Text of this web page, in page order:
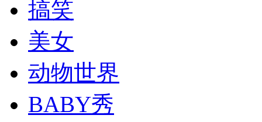
搞笑
美女
动物世界
BABY秀